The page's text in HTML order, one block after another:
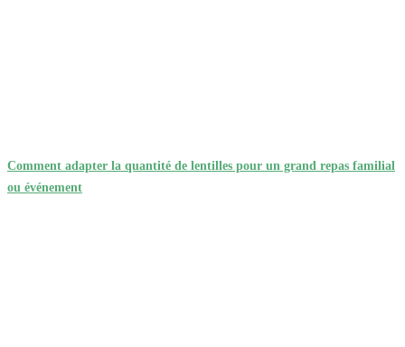
Comment adapter la quantité de lentilles pour un grand repas familial
ou événement